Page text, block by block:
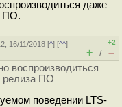
даже
ПО.
16/11/2018 [^] [^^]
+2
+ / –
воспроизводиться
релиза ПО
поведении LTS-